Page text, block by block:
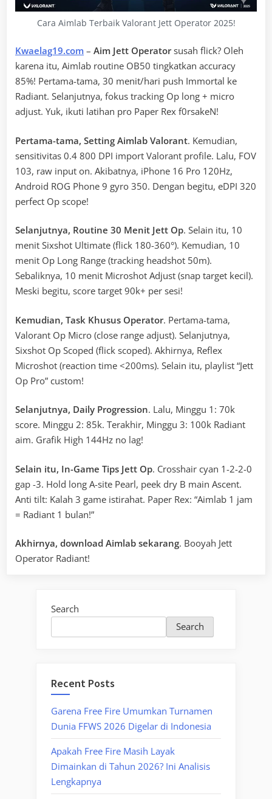
Cara Aimlab Terbaik Valorant Jett Operator 2025!
Kwaelag19.com – Aim Jett Operatorsusah flick? Oleh
karena itu, Aimlab routine OB50 tingkatkan accuracy
85%! Pertama-tama, 30 menit/hari push Immortal ke
Radiant. Selanjutnya, fokus tracking Op long + micro
adjust. Yuk, ikuti latihan pro Paper Rex f0rsakeN!
Pertama-tama, Setting Aimlab Valorant. Kemudian,
sensitivitas 0.4 800 DPI import Valorant profile. Lalu, FOV
103, raw input on. Akibatnya, iPhone 16 Pro 120Hz,
Android ROG Phone 9 gyro 350. Dengan begitu, eDPI 320
perfect Op scope!
Selanjutnya, Routine 30 Menit Jett Op. Selain itu, 10
menit Sixshot Ultimate (flick 180-360°). Kemudian, 10
menit Op Long Range (tracking headshot 50m).
Sebaliknya, 10 menit Microshot Adjust (snap target kecil).
Meski begitu, score target 90k+ per sesi!
Kemudian, Task Khusus Operator. Pertama-tama,
Valorant Op Micro (close range adjust). Selanjutnya,
Sixshot Op Scoped (flick scoped). Akhirnya, Reflex
Microshot (reaction time <200ms). Selain itu, playlist “Jett
Op Pro” custom!
Selanjutnya, Daily Progression. Lalu, Minggu 1: 70k
score. Minggu 2: 85k. Terakhir, Minggu 3: 100k Radiant
aim. Grafik High 144Hz no lag!
Selain itu, In-Game Tips Jett Op. Crosshair cyan 1-2-2-0
gap -3. Hold long A-site Pearl, peek dry B main Ascent.
Anti tilt: Kalah 3 game istirahat. Paper Rex: “Aimlab 1 jam
= Radiant 1 bulan!”
Akhirnya, download Aimlab sekarang. Booyah Jett
Operator Radiant!
Search
Search
Recent Posts
Garena Free Fire Umumkan Turnamen
Dunia FFWS 2026 Digelar di Indonesia
Apakah Free Fire Masih Layak
Dimainkan di Tahun 2026? Ini Analisis
Lengkapnya